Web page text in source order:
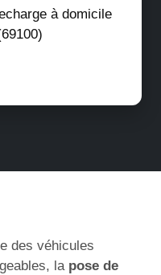
à domicile
des véhicules
la pose de